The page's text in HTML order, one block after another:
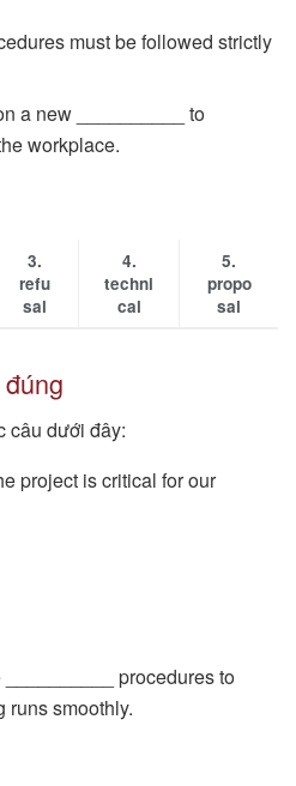
must be followed strictly
a new __________ to
workplace.
3.
refu
sal
4.
techni
cal
5.
propo
sal
câu dưới đây:
project is critical for our
procedures to
runs smoothly.